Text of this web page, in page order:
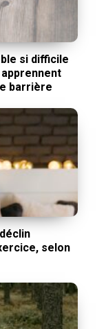
si difficile
barrière
selon